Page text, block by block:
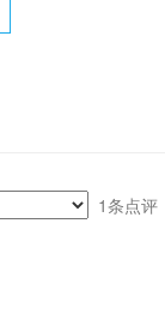
1条点评